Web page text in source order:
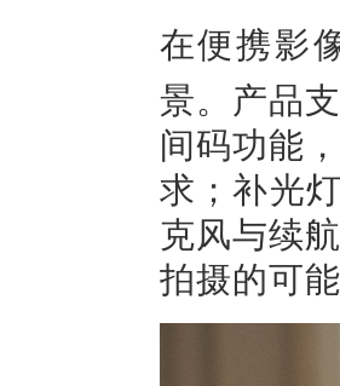
在便携影
景。产品
间码功能
求；补光
克风与续
拍摄的可能